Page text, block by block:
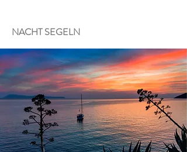
NACHT SEGELN